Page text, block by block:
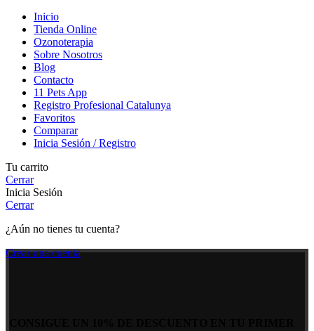
Inicio
Tienda Online
Ozonoterapia
Sobre Nosotros
Blog
Contacto
11 Pets App
Registro Profesional Catalunya
Favoritos
Comparar
Inicia Sesión / Registro
Tu carrito
Cerrar
Inicia Sesión
Cerrar
¿Aún no tienes tu cuenta?
Crear una cuenta